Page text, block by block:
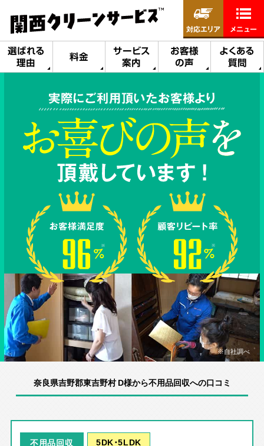
選ばれる
理由
料金
サービス
案内
お客様
の声
よくある
質問
対応エリア メニュー
実際にご利用頂いたお客様より
※自社調べ
奈良県吉野郡東吉野村 D様から不用品回収への口コミ
不用品回収 5DK･5LDK